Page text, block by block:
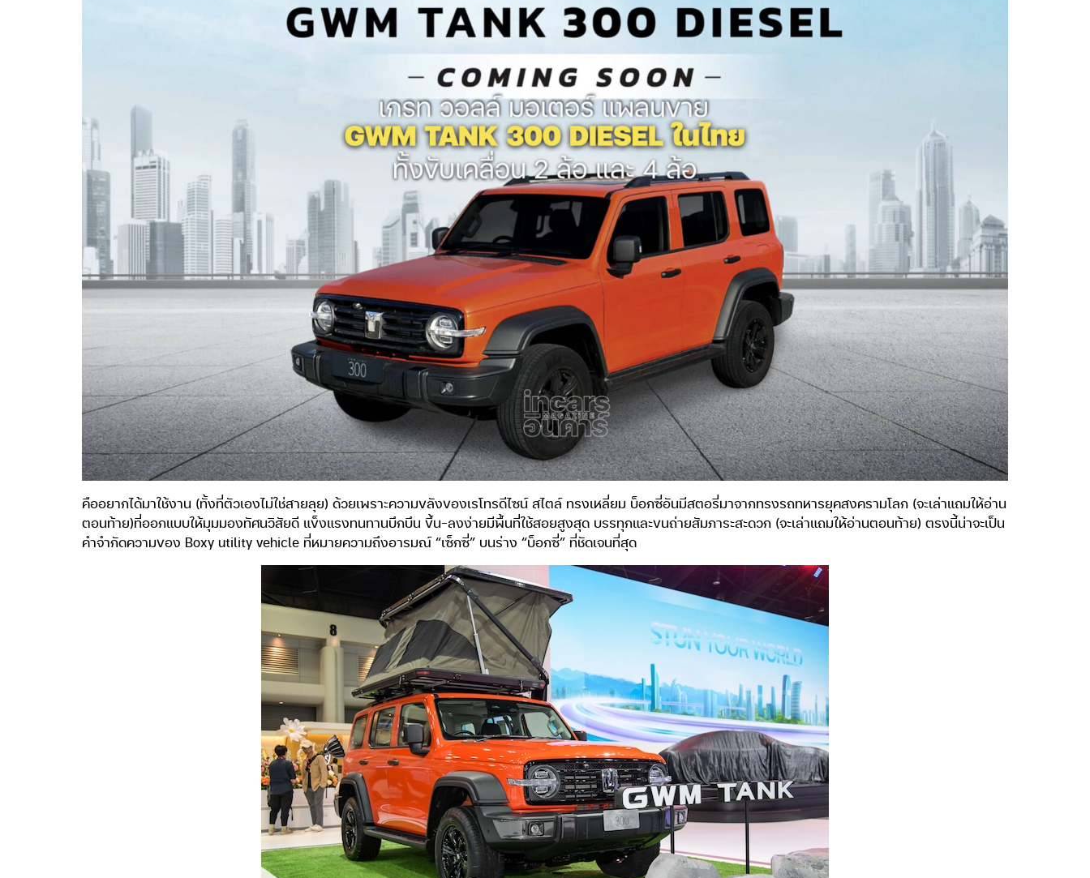
คืออยากได้มาใช้งาน (ทั้งที่ตัวเองไม่ใช่สายลุย) ด้วยเพราะความขลังของเรโทรดีไซน์ สไตล์ ทรงเหลี่ยม บ็อกซี่อันมีสตอรี่มาจากทรงรถทหารยุคสงครามโลก (จะเล่าแถมให้อ่าน
ตอนท้าย)ที่ออกแบบให้มุมมองทัศนวิสัยดี แข็งแรงทนทานบึกบึน ขึ้น-ลงง่ายมีพื้นที่ใช้สอยสูงสุด บรรทุกและขนถ่ายสัมภาระสะดวก (จะเล่าแถมให้อ่านตอนท้าย) ตรงนี้น่าจะเป็น
คำจำกัดความของ Boxy utility vehicle ที่หมายความถึงอารมณ์ “เซ็กซี่” บนร่าง “บ็อกซี่” ที่ชัดเจนที่สุด